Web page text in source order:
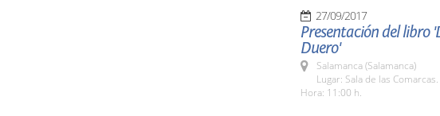
27/09/2017
Presentación del libro
Duero'
Salamanca (Salamanca)
Lugar: Sala de las
Hora: 11:00 h.